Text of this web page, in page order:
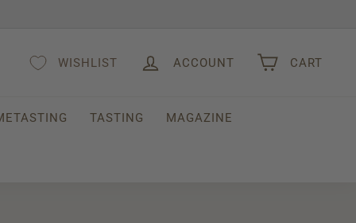
WISHLIST ACCOUNT CART
TASTING MAGAZINE